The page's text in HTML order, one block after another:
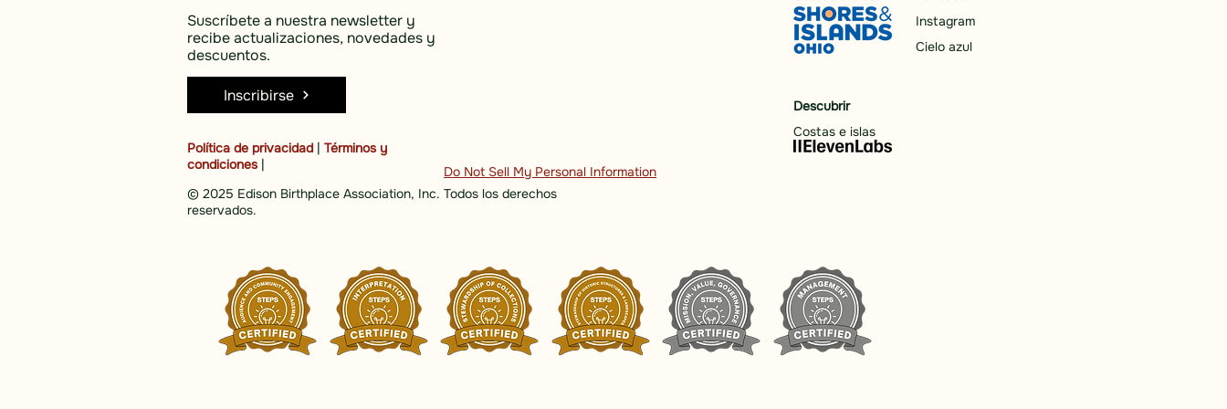
Do Not Sell My Personal Information
Suscríbete a nuestra newsletter y
recibe actualizaciones, novedades y
descuentos.
Inscribirse
Política de privacidad | Términos y
condiciones |
© 2025 Edison Birthplace Association, Inc. Todos los derechos
reservados.
Instagram
Cielo azul
Descubrir
Costas e islas